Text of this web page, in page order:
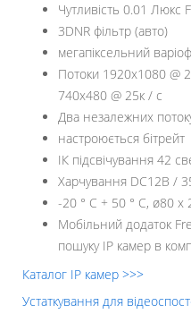
Чутливість 0.01 Люкс
3DNR фільтр (авто)
мегапіксельний
Потоки 1920х1080 @
740х480 @ 25к / с
Два незалежних
настроюється бітрейт
ІК підсвічування 42
Харчування DC12В /
-20 ° С + 50 ° С, ø80 x
Мобільний додаток
пошуку IP камер в
Каталог IP камер >>>
Устаткування для